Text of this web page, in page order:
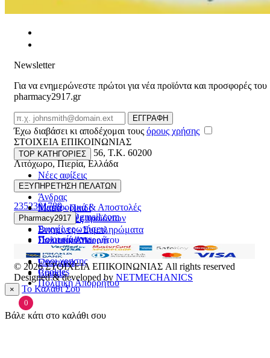
Newsletter
Για να ενημερώνεστε πρώτοι για νέα προϊόντα και προσφορές του
pharmacy2917.gr
Email
ΕΓΓΡΑΦΗ
Έχω διαβάσει κι αποδέχομαι τους όρους χρήσης
ΣΤΟΙΧΕΙΑ ΕΠΙΚΟΙΝΩΝΙΑΣ
Βασ. Κωνσταντίνου 56, T.K. 60200
Λιτόχωρο,Πιερία,Ελλάδα
ΓΕΜΗ:165892448000
2352301789
pharmacy2917@gmail.com
TOP ΚΑΤΗΓΟΡΙΕΣ
Νέες αφίξεις
Γυναίκα
Άνδρας
Μαμά - Παιδί
Προσφορές
Βιταμίνες - Συμπληρώματα
Στοματική Υγιεινή
Πρόσωπο
Εποχιακά
Brands
ΕΞΥΠΗΡΕΤΗΣΗ ΠΕΛΑΤΩΝ
Μεταφορικά & Αποστολές
Επιστροφές προϊόντων
Συχνές ερωτήσεις
Πολιτική Απορρήτου
Pharmacy2917
Ποιοι είμαστε
Επικοινωνία
Όροι χρήσης
Cookies
Πολιτική Απορρήτου
© 2026ΣΤΟΙΧΕΙΑ ΕΠΙΚΟΙΝΩΝΙΑΣ All rights reserved
Designed & developed by NETMECHANICS
× Το Καλάθι Σου
0
Βάλε κάτι στο καλάθι σου